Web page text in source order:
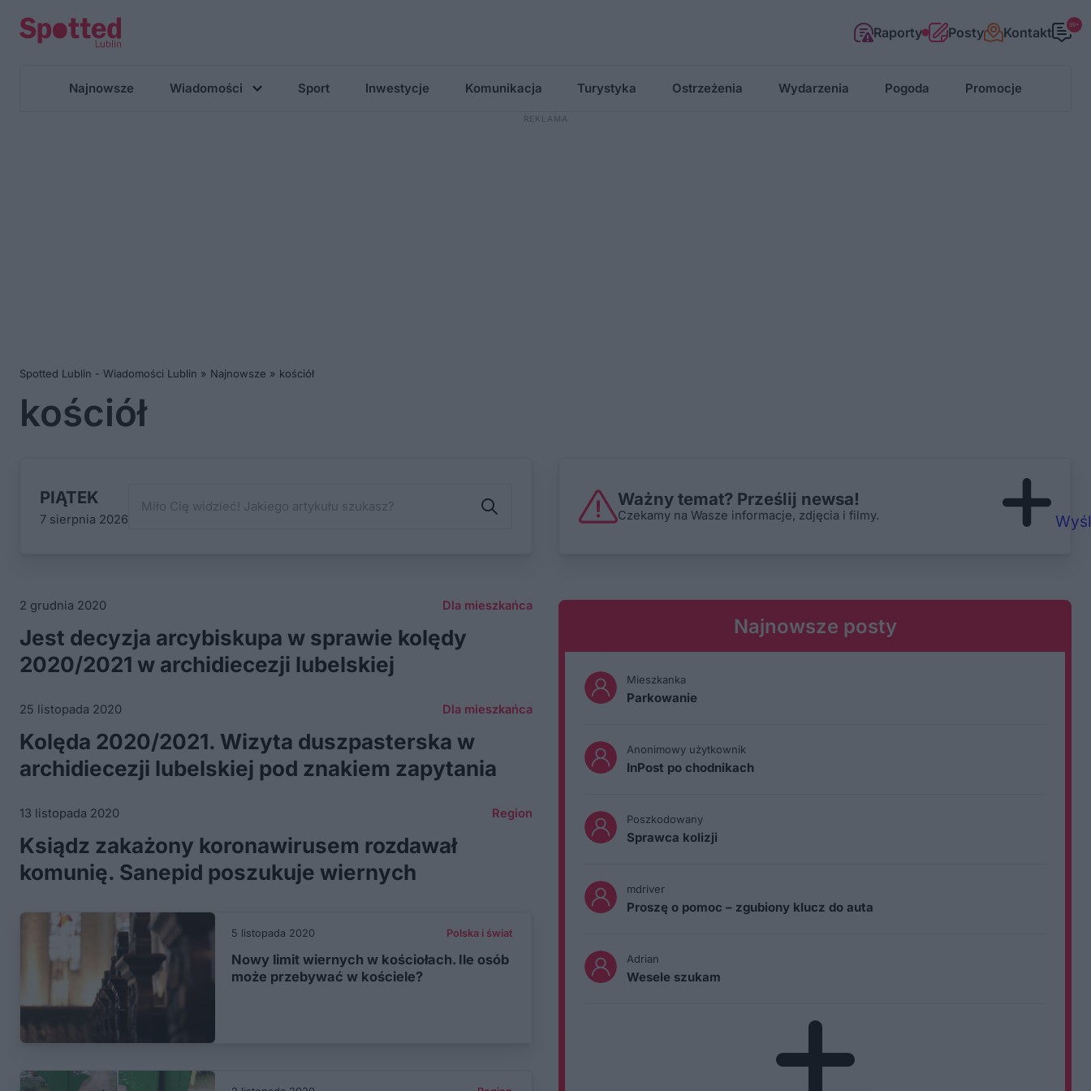
Raporty Posty Kontakt 99+
Najnowsze Wiadomości Sport Inwestycje Komunikacja Turystyka Ostrzeżenia Wydarzenia Pogoda Promocje
Spotted Lublin - Wiadomości Lublin » Najnowsze » kościół
kościół
PIĄTEK
7 sierpnia 2026
Ważny temat? Prześlij newsa!
Czekamy na Wasze informacje, zdjęcia i filmy.
2 grudnia 2020 Dla mieszkańca
Jest decyzja arcybiskupa w sprawie kolędy
2020/2021 w archidiecezji lubelskiej
25 listopada 2020 Dla mieszkańca
Kolęda 2020/2021. Wizyta duszpasterska w
archidiecezji lubelskiej pod znakiem zapytania
13 listopada 2020 Region
Ksiądz zakażony koronawirusem rozdawał
komunię. Sanepid poszukuje wiernych
5 listopada 2020 Polska i świat
Nowy limit wiernych w kościołach. Ile osób
może przebywać w kościele?
Najnowsze posty
Mieszkanka
Parkowanie
Anonimowy użytkownik
InPost po chodnikach
Poszkodowany
Sprawca kolizji
mdriver
Proszę o pomoc – zgubiony klucz do auta
Adrian
Wesele szukam